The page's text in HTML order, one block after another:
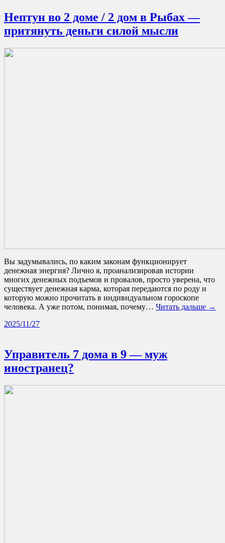
Нептун во 2 доме / 2 дом в Рыбах —
притянуть деньги силой мысли
Вы задумывались, по каким законам функционирует
денежная энергия? Лично я, проанализировав истории
многих денежных подъемов и провалов, просто уверена, что
существует денежная карма, которая передаются по роду и
которую можно прочитать в индивидуальном гороскопе
человека. А уже потом, понимая, почему… Читать дальше →
2025/11/27
Управитель 7 дома в 9 — муж
иностранец?